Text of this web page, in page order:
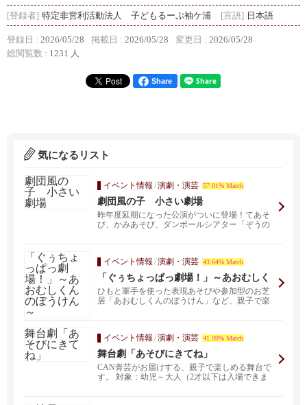
[登録者] 特定非営利活動法人 子どもるーぷ袖ケ浦 [言語] 日本語
登録日 : 2026/05/28 掲載日 : 2026/05/28 変更日 : 2026/05/28
総閲覧数 : 1231 人
Share
気になるリスト
イベント情報 /演劇・演芸 57.01% Match
劇団風の子 小さい劇場
昨年度延期になった公演がついに登場！てあそ
び、かみあそび、ダンボールシアター「ぞうの
イベント情報 /演劇・演芸 43.64% Match
「ぐぅちょっぱっ劇場！」～あおむしく
んのぼうけん～
ひもと軍手を使った表現あそびや参加型のお芝
居「あおむしくんのぼうけん」など、親子で楽
イベント情報 /演劇・演芸 41.99% Match
舞台劇「あそびにきてね」
CAN青芸がお届けする、親子で楽しめる舞台で
す。 対象：幼児～大人（2才以下は入場できま